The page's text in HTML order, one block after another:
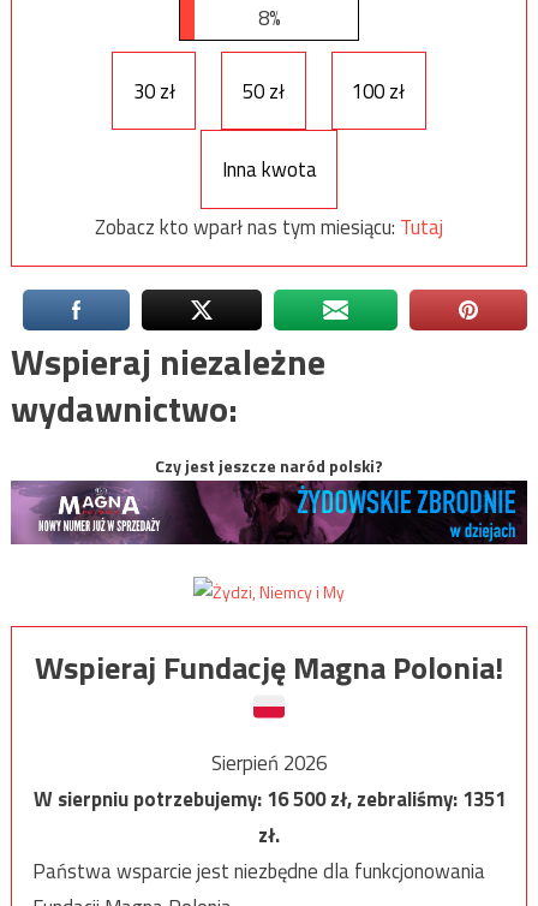
8%
30 zł 50 zł 100 zł
Inna kwota
Zobacz kto wparł nas tym miesiącu: Tutaj
Wspieraj niezależne
wydawnictwo:
Czy jest jeszcze naród polski?
Wspieraj Fundację Magna Polonia!
Sierpień 2026
W sierpniu potrzebujemy:16 500zł, zebraliśmy:1351
zł.
Państwa wsparcie jest niezbędne dla funkcjonowania